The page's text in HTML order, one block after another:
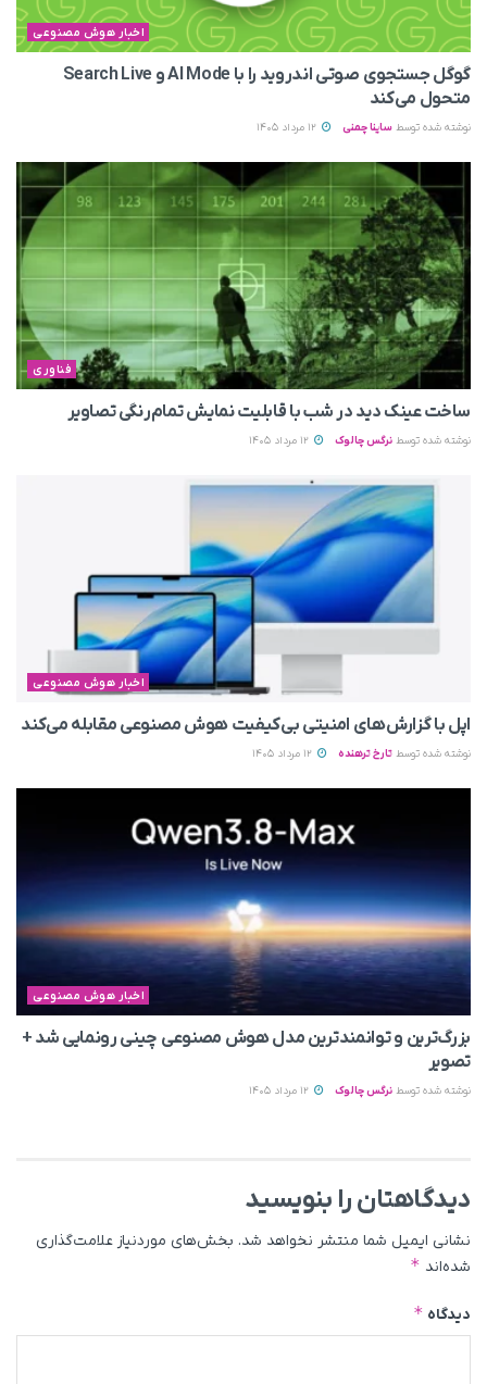
اخبار هوش مصنوعی
گوگل جستجوی صوتی اندروید را با AI Mode و Search Live
متحول می‌کند
نوشته شده توسط ساینا چمنی
فناوری
ساخت عینک دید در شب با قابلیت نمایش تمام‌رنگی تصاویر
نوشته شده توسط نرگس چالوک
اخبار هوش مصنوعی
اپل با گزارش‌های امنیتی بی‌کیفیت هوش مصنوعی مقابله می‌کند
نوشته شده توسط تارخ ترهنده
اخبار هوش مصنوعی
بزرگ‌ترین و توانمندترین مدل هوش مصنوعی چینی رونمایی شد +
تصویر
نوشته شده توسط نرگس چالوک
دیدگاهتان را بنویسید
نشانی ایمیل شما منتشر نخواهد شد. بخش‌های موردنیاز علامت‌گذاری
شده‌اند *
دیدگاه *